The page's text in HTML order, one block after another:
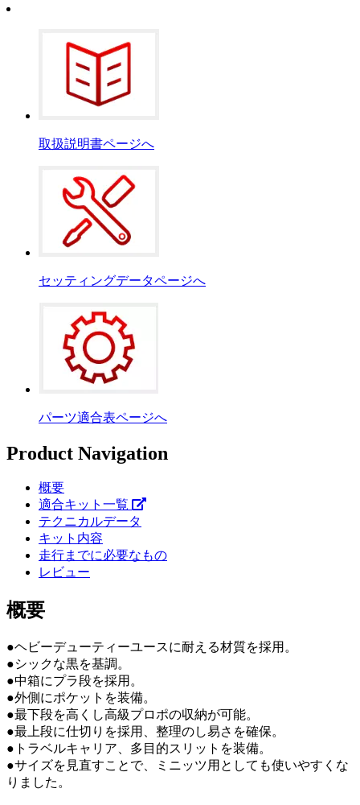
取扱説明書ページへ
セッティングデータページへ
パーツ適合表ページへ
Product Navigation
概要
適合キット一覧
テクニカルデータ
キット内容
走行までに必要なもの
レビュー
概要
●ヘビーデューティーユースに耐える材質を採用。
●シックな黒を基調。
●中箱にプラ段を採用。
●外側にポケットを装備。
●最下段を高くし高級プロポの収納が可能。
●最上段に仕切りを採用、整理のし易さを確保。
●トラベルキャリア、多目的スリットを装備。
●サイズを見直すことで、ミニッツ用としても使いやすくな
りました。